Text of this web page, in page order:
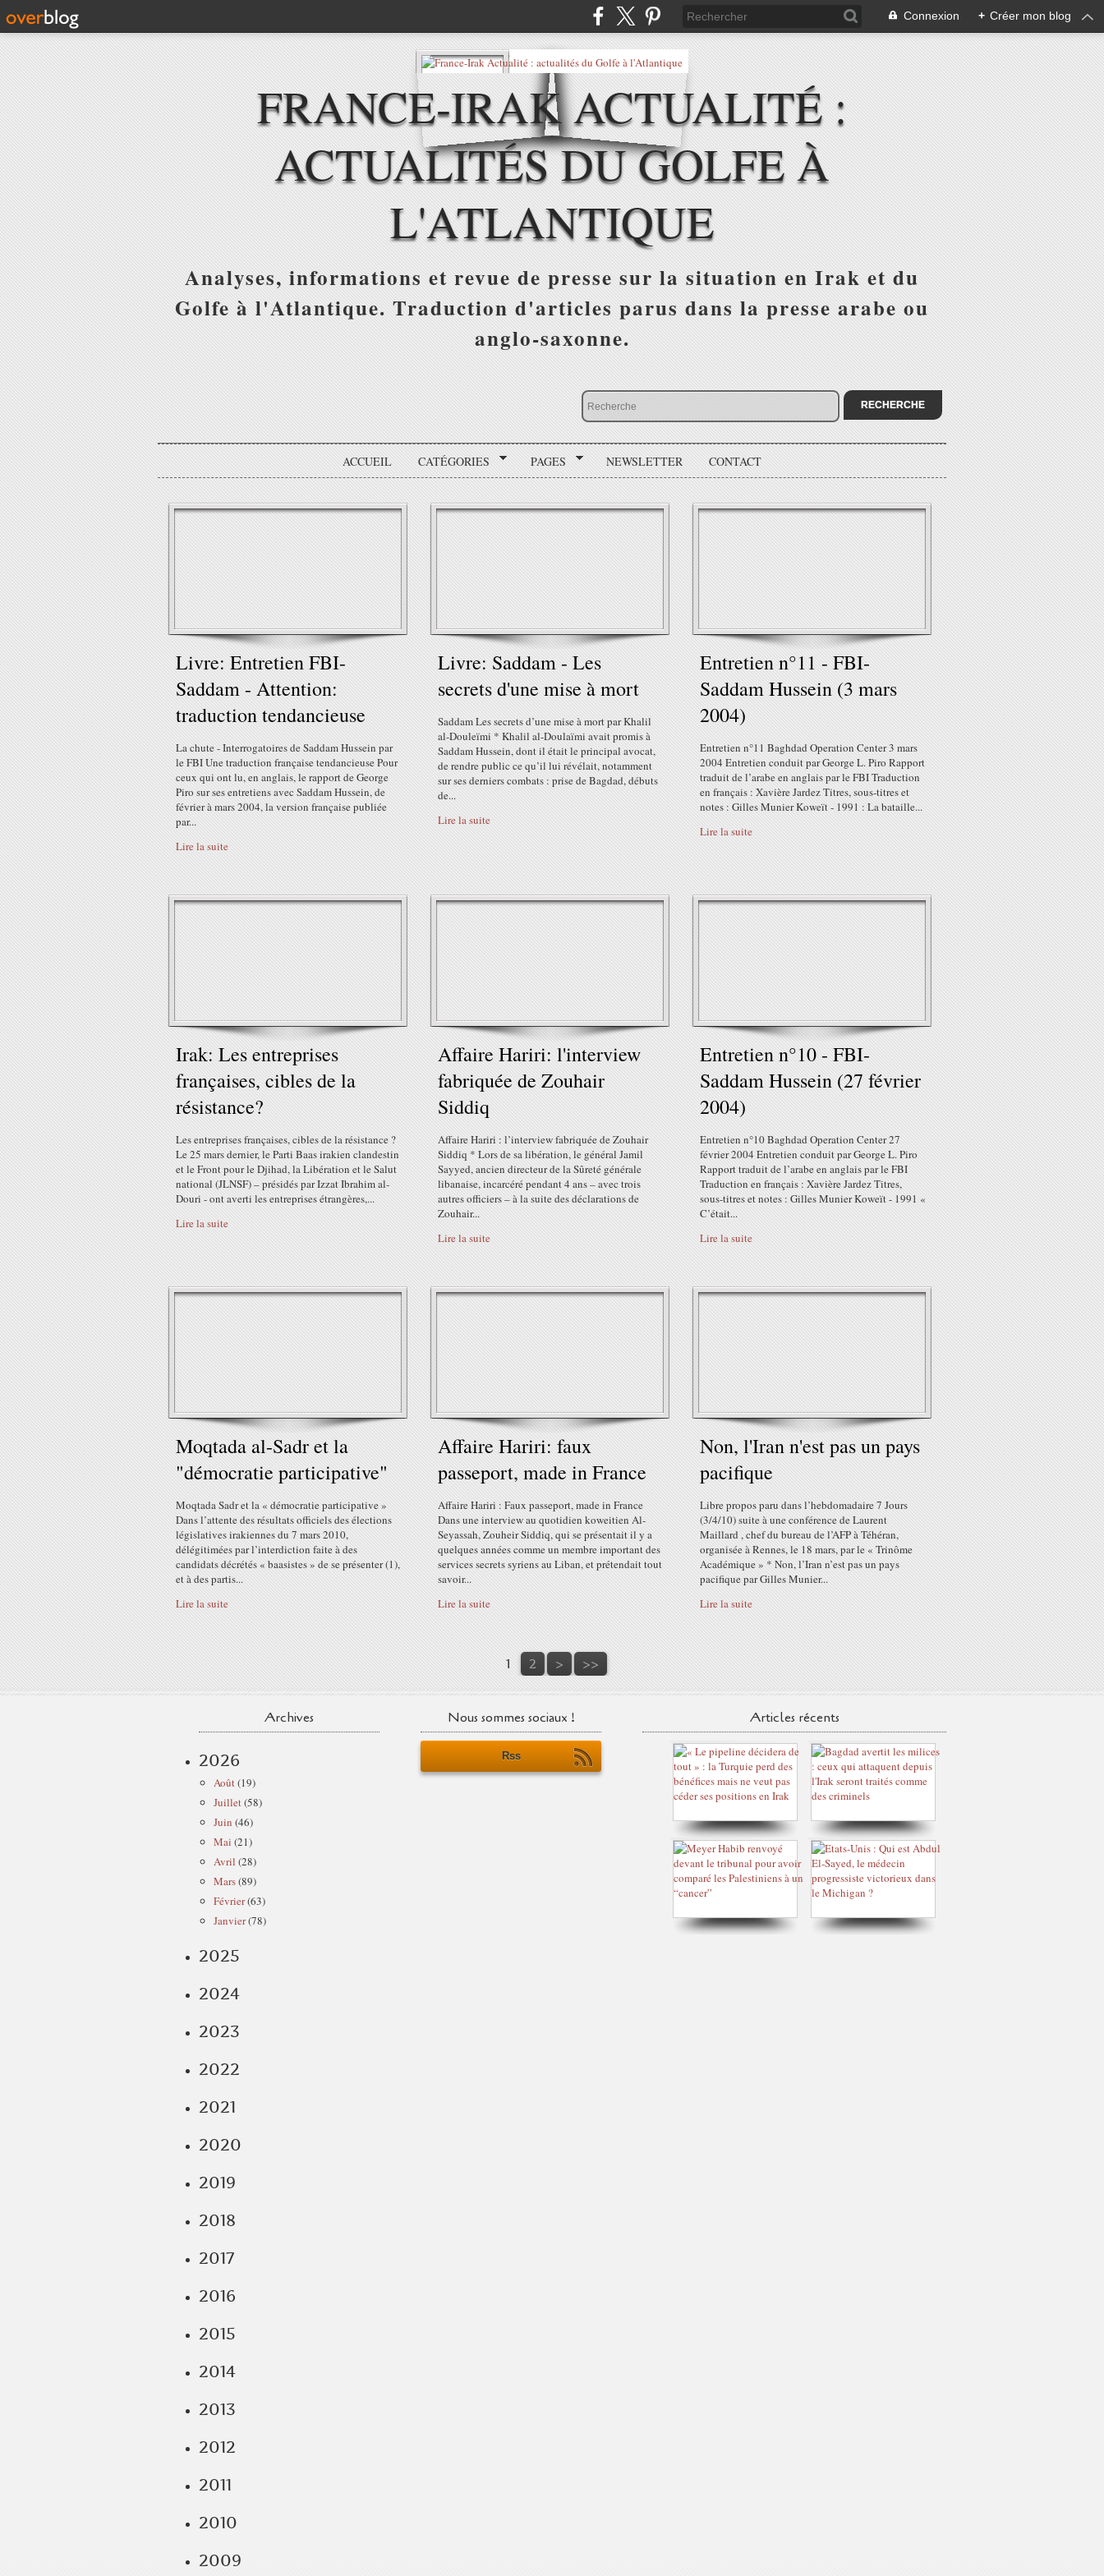
Connexion + Créer mon blog
FRANCE-IRAK ACTUALITÉ :
ACTUALITÉS DU GOLFE À
L'ATLANTIQUE
Analyses, informations et revue de presse sur la situation en Irak et du
Golfe à l'Atlantique. Traduction d'articles parus dans la presse arabe ou
anglo-saxonne.
ACCUEIL CATÉGORIES PAGES NEWSLETTER CONTACT
Livre: Entretien FBI-
Saddam - Attention:
traduction tendancieuse
La chute - Interrogatoires de Saddam Hussein par
le FBI Une traduction française tendancieuse Pour
ceux qui ont lu, en anglais, le rapport de George
Piro sur ses entretiens avec Saddam Hussein, de
février à mars 2004, la version française publiée
par...
Lire la suite
Livre: Saddam - Les
secrets d'une mise à mort
Saddam Les secrets d’une mise à mort par Khalil
al-Douleïmi * Khalil al-Doulaïmi avait promis à
Saddam Hussein, dont il était le principal avocat,
de rendre public ce qu’il lui révélait, notamment
sur ses derniers combats : prise de Bagdad, débuts
de...
Lire la suite
Entretien n°11 - FBI-
Saddam Hussein (3 mars
2004)
Entretien n°11 Baghdad Operation Center 3 mars
2004 Entretien conduit par George L. Piro Rapport
traduit de l’arabe en anglais par le FBI Traduction
en français : Xavière Jardez Titres, sous-titres et
notes : Gilles Munier Koweït - 1991 : La bataille...
Lire la suite
Irak: Les entreprises
françaises, cibles de la
résistance?
Les entreprises françaises, cibles de la résistance ?
Le 25 mars dernier, le Parti Baas irakien clandestin
et le Front pour le Djihad, la Libération et le Salut
national (JLNSF) – présidés par Izzat Ibrahim al-
Douri - ont averti les entreprises étrangères,...
Lire la suite
Affaire Hariri: l'interview
fabriquée de Zouhair
Siddiq
Affaire Hariri : l’interview fabriquée de Zouhair
Siddiq * Lors de sa libération, le général Jamil
Sayyed, ancien directeur de la Sûreté générale
libanaise, incarcéré pendant 4 ans – avec trois
autres officiers – à la suite des déclarations de
Zouhair...
Lire la suite
Entretien n°10 - FBI-
Saddam Hussein (27 février
2004)
Entretien n°10 Baghdad Operation Center 27
février 2004 Entretien conduit par George L. Piro
Rapport traduit de l’arabe en anglais par le FBI
Traduction en français : Xavière Jardez Titres,
sous-titres et notes : Gilles Munier Koweït - 1991 «
C’était...
Lire la suite
Moqtada al-Sadr et la
"démocratie participative"
Moqtada Sadr et la « démocratie participative »
Dans l’attente des résultats officiels des élections
législatives irakiennes du 7 mars 2010,
délégitimées par l’interdiction faite à des
candidats décrétés « baasistes » de se présenter (1),
et à des partis...
Lire la suite
Affaire Hariri: faux
passeport, made in France
Affaire Hariri : Faux passeport, made in France
Dans une interview au quotidien koweitien Al-
Seyassah, Zouheir Siddiq, qui se présentait il y a
quelques années comme un membre important des
services secrets syriens au Liban, et prétendait tout
savoir...
Lire la suite
Non, l'Iran n'est pas un pays
pacifique
Libre propos paru dans l’hebdomadaire 7 Jours
(3/4/10) suite à une conférence de Laurent
Maillard , chef du bureau de l’AFP à Téhéran,
organisée à Rennes, le 18 mars, par le « Trinôme
Académique » * Non, l’Iran n’est pas un pays
pacifique par Gilles Munier...
Lire la suite
1 2 > >>
Archives
2026
Août(19)
Juillet(58)
Juin (46)
Mai (21)
Avril (28)
Mars(89)
Février(63)
Janvier(78)
2025
2024
2023
2022
2021
2020
2019
2018
2017
2016
2015
2014
2013
2012
2011
2010
2009
Nous sommes sociaux !
Rss
Articles récents